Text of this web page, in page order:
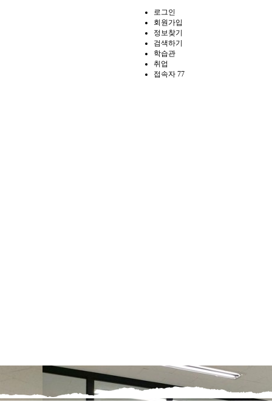
로그인
회원가입
정보찾기
검색하기
학습관
취업
접속자 77